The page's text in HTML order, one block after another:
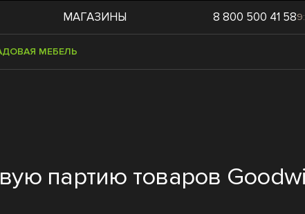
МАГАЗИНЫ 8 800 500 41 58
МЕБЕЛЬ
партию товаров